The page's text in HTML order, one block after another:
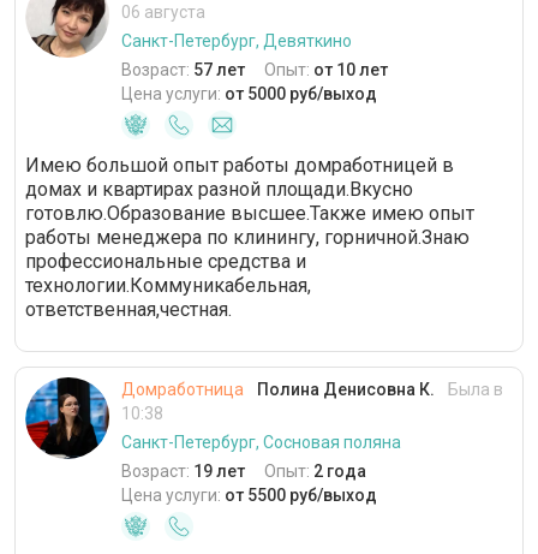
06 августа
Санкт-Петербург, Девяткино
Возраст: 57 лет Опыт: от 10 лет
Цена услуги: от 5000 руб/выход
Имею большой опыт работы домработницей в
домах и квартирах разной площади.Вкусно
готовлю.Образование высшее.Также имею опыт
работы менеджера по клинингу, горничной.Знаю
профессиональные средства и
технологии.Коммуникабельная,
ответственная,честная.
Домработница Полина Денисовна К.
Была в
10:38
Санкт-Петербург, Сосновая поляна
Возраст: 19 лет Опыт: 2 года
Цена услуги: от 5500 руб/выход